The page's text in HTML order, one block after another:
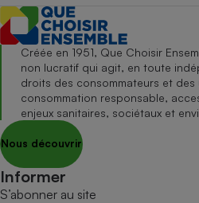
Créée en 1951, Que Choisir
non lucratif qui agit, en toute
droits des consommateurs et
consommation responsable,
enjeux sanitaires, sociétaux et
Nous découvrir
Informer
S’abonner au site